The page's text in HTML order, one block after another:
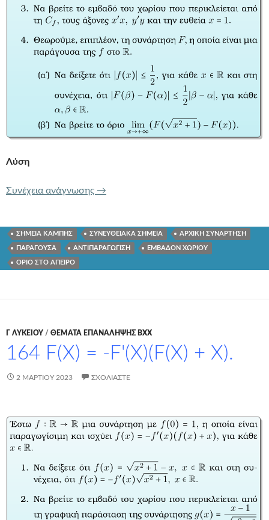
Λύση
Συνέχεια ανάγνωσης 163 2f(x) + 4xf'(x) + (x^2 + 1)f”(x) = 0.
→
ΣΗΜΕΙΑ ΚΑΜΠΗΣ ΣΥΝΕΥΘΕΙΑΚΑ ΣΗΜΕΙΑ ΑΡΧΙΚΗ ΣΥΝΑΡΤΗΣΗ
ΠΑΡΑΓΟΥΣΑ ΑΝΤΙΠΑΡΑΓΩΓΙΣΗ ΕΜΒΑΔΟΝ ΧΩΡΙΟΥ
ΟΡΙΟ ΣΤΟ ΑΠΕΙΡΟ
Γ ΛΥΚΕΊΟΥ / ΘΕΜΑΤΑ ΕΠΑΝΑΛΗΨΗΣ ΒΧΧ
164 F(X) = -F'(X)(F(X) + X).
2 ΜΑΡΤΊΟΥ 2023 ΣΧΟΛΙΆΣΤΕ